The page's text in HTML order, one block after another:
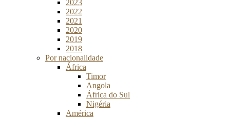
2023
2022
2021
2020
2019
2018
Por nacionalidade
África
Timor
Angola
África do Sul
Nigéria
América